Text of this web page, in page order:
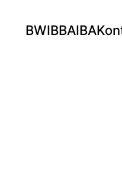
BWIBBAIBA